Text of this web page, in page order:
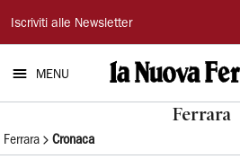
La
Nuova
Ferrara
Iscriviti alle Newsletter
MENU
Ferrara
Ferrara Cronaca